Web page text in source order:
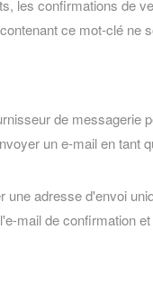
les confirmations de
ce mot-clé ne
de messagerie
un e-mail en tant
adresse d'envoi
mail de confirmation